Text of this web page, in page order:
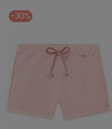
-30%